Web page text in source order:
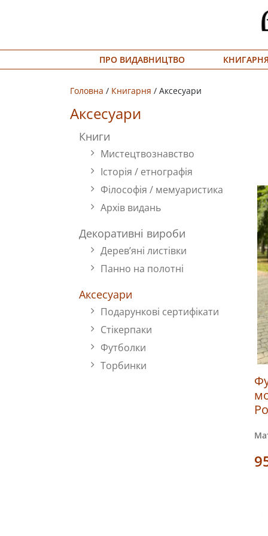
#запідтримкиУКФ
ПРО ВИДАВНИЦТВО КНИГАРНЯ
Головна / Книгарня / Аксесуари
Аксесуари
Декоративні вироби
Дерев’яні листівки
Панно на полотні
Аксесуари
Подарункові сертифікати
Стікерпаки
Футболки
Торбинки
Книги
Архів видань
Історія / етнографія
Мистецтвознавство
Філософія / мемуаристика